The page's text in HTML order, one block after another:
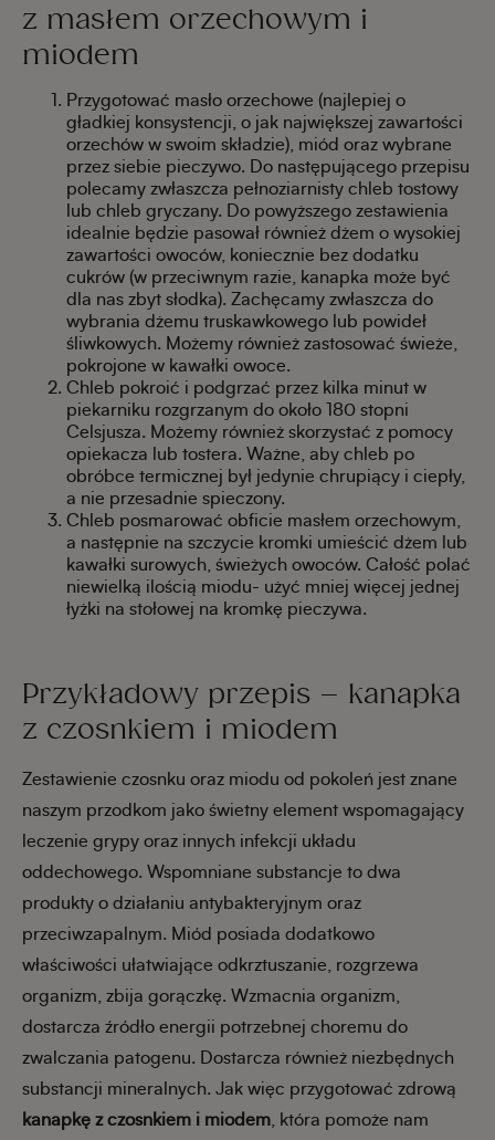
z masłem orzechowym i
miodem
Przygotować masło orzechowe (najlepiej o
gładkiej konsystencji, o jak największej zawartości
orzechów w swoim składzie), miód oraz wybrane
przez siebie pieczywo. Do następującego przepisu
polecamy zwłaszcza pełnoziarnisty chleb tostowy
lub chleb gryczany. Do powyższego zestawienia
idealnie będzie pasował również dżem o wysokiej
zawartości owoców, koniecznie bez dodatku
cukrów (w przeciwnym razie, kanapka może być
dla nas zbyt słodka). Zachęcamy zwłaszcza do
wybrania dżemu truskawkowego lub powideł
śliwkowych. Możemy również zastosować świeże,
pokrojone w kawałki owoce.
Chleb pokroić i podgrzać przez kilka minut w
piekarniku rozgrzanym do około 180 stopni
Celsjusza. Możemy również skorzystać z pomocy
opiekacza lub tostera. Ważne, aby chleb po
obróbce termicznej był jedynie chrupiący i ciepły,
a nie przesadnie spieczony.
Chleb posmarować obficie masłem orzechowym,
a następnie na szczycie kromki umieścić dżem lub
kawałki surowych, świeżych owoców. Całość polać
niewielką ilością miodu- użyć mniej więcej jednej
łyżki na stołowej na kromkę pieczywa.
Przykładowy przepis – kanapka
z czosnkiem i miodem
Zestawienie czosnku oraz miodu od pokoleń jest znane
naszym przodkom jako świetny element wspomagający
leczenie grypy oraz innych infekcji układu
oddechowego. Wspomniane substancje to dwa
produkty o działaniu antybakteryjnym oraz
przeciwzapalnym. Miód posiada dodatkowo
właściwości ułatwiające odkrztuszanie, rozgrzewa
organizm, zbija gorączkę. Wzmacnia organizm,
dostarcza źródło energii potrzebnej choremu do
zwalczania patogenu. Dostarcza również niezbędnych
substancji mineralnych. Jak więc przygotować zdrową
kanapkę z czosnkiem i miodem , która pomoże nam